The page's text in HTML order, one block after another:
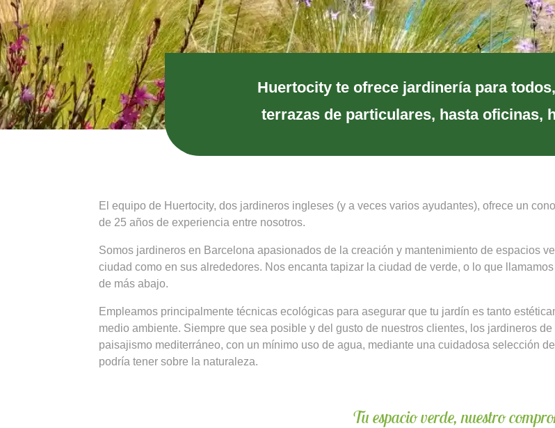
Huertocity te ofrece jardinería para
terrazas de particulares, hasta oficinas,
El equipo de Huertocity, dos jardineros ingleses (y a veces varios ayudantes), ofrece un
de 25 años de experiencia entre nosotros.
Somos jardineros en Barcelona apasionados de la creación y mantenimiento de espacios
ciudad como en sus alrededores. Nos encanta tapizar la ciudad de verde, o lo que
de más abajo.
Empleamos principalmente técnicas ecológicas para asegurar que tu jardín es tanto
medio ambiente. Siempre que sea posible y del gusto de nuestros clientes, los jardineros
paisajismo mediterráneo, con un mínimo uso de agua, mediante una cuidadosa selección
podría tener sobre la naturaleza.
Tu espacio verde, nuestro